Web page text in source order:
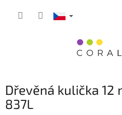
Dřevěná kulička 12
837L